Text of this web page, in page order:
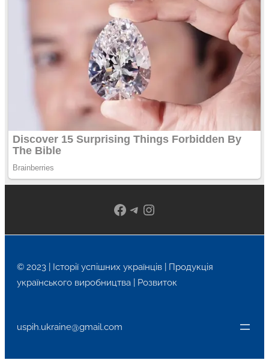
Facebook
Telegram
Instagram
© 2023 | Історії успішних українців | Продукція
українського виробництва | Розвиток
uspih.ukraine@gmail.com